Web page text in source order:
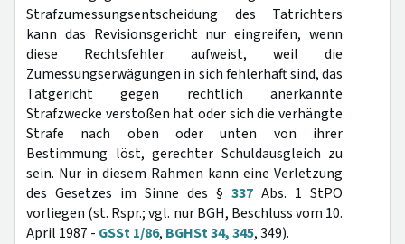
Strafzumessungsentscheidung des Tatrichters
kann das Revisionsgericht nur eingreifen, wenn
diese Rechtsfehler aufweist, weil die
Zumessungserwägungen in sich fehlerhaft sind, das
Tatgericht gegen rechtlich anerkannte
Strafzwecke verstoßen hat oder sich die verhängte
Strafe nach oben oder unten von ihrer
Bestimmung löst, gerechter Schuldausgleich zu
sein. Nur in diesem Rahmen kann eine Verletzung
des Gesetzes im Sinne des § 337 Abs. 1 StPO
vorliegen (st. Rspr.; vgl. nur BGH, Beschluss vom 10.
April 1987 - GSSt 1/86, BGHSt 34, 345, 349).